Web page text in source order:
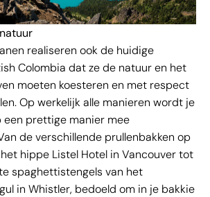
realiseren ook de huidige
Colombia dat ze de natuur en het
moeten koesteren en met respect
Op werkelijk alle manieren wordt je
een prettige manier mee
de verschillende prullenbakken op
hippe Listel Hotel in Vancouver tot
spaghettistengels van het
in Whistler, bedoeld om in je bakkie